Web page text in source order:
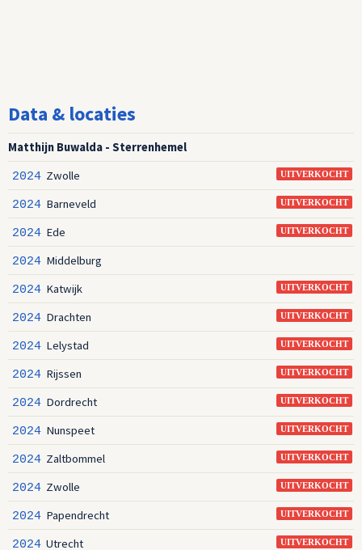
Data & locaties
Matthijn Buwalda - Sterrenhemel
UITVERKOCHT
2024 Zwolle
UITVERKOCHT
2024 Barneveld
UITVERKOCHT
2024 Ede
2024 Middelburg
UITVERKOCHT
2024 Katwijk
UITVERKOCHT
2024 Drachten
UITVERKOCHT
2024 Lelystad
UITVERKOCHT
2024 Rijssen
UITVERKOCHT
2024 Dordrecht
UITVERKOCHT
2024 Nunspeet
UITVERKOCHT
2024 Zaltbommel
UITVERKOCHT
2024 Zwolle
UITVERKOCHT
2024 Papendrecht
UITVERKOCHT
2024 Utrecht